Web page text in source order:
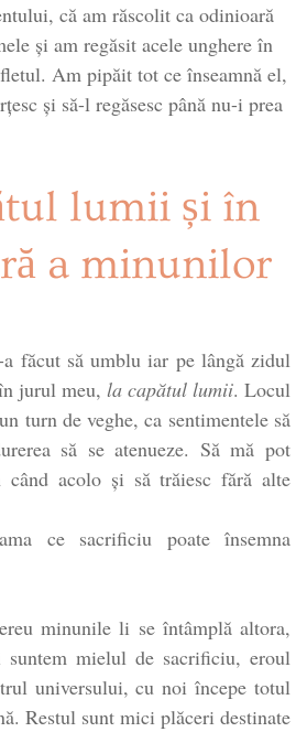
a
minunilor
de
Haruki
că am răscolit ca odinioară
și am regăsit acele unghere în
Am pipăit tot ce înseamnă el,
și să-l regăsesc până nu-i prea
lumii și în
a minunilor
făcut să umblu iar pe lângă zidul
jurul meu, la capătul lumii. Locul
turn de veghe, ca sentimentele să
să se atenueze. Să mă pot
acolo și să trăiesc fără alte
ce sacrificiu poate însemna
minunile li se întâmplă altora,
mielul de sacrificiu, eroul
universului, cu noi începe totul
Restul sunt mici plăceri destinate